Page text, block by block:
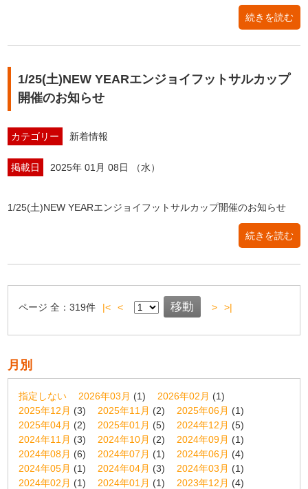
続きを読む
1/25(土)NEW YEARエンジョイフットサルカップ
開催のお知らせ
カテゴリー 新着情報
掲載日 2025年 01月 08日 （水）
1/25(土)NEW YEARエンジョイフットサルカップ開催のお知らせ
続きを読む
ページ 全：319件 |< < > >|
月別
指定しない 2026年03月 (1) 2026年02月 (1)
2025年12月 (3) 2025年11月 (2) 2025年06月 (1)
2025年04月 (2) 2025年01月 (5) 2024年12月 (5)
2024年11月 (3) 2024年10月 (2) 2024年09月 (1)
2024年08月 (6) 2024年07月 (1) 2024年06月 (4)
2024年05月 (1) 2024年04月 (3) 2024年03月 (1)
2024年02月 (1) 2024年01月 (1) 2023年12月 (4)